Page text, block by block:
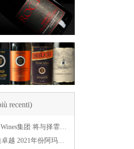
recenti)
行业 | 蒂维妮加入Ethica Wines集团 将与择霏罗共拓中国市场
法定产区 | 优雅平衡品质卓越 2021年份阿玛罗尼Amarone全球预品会落幕